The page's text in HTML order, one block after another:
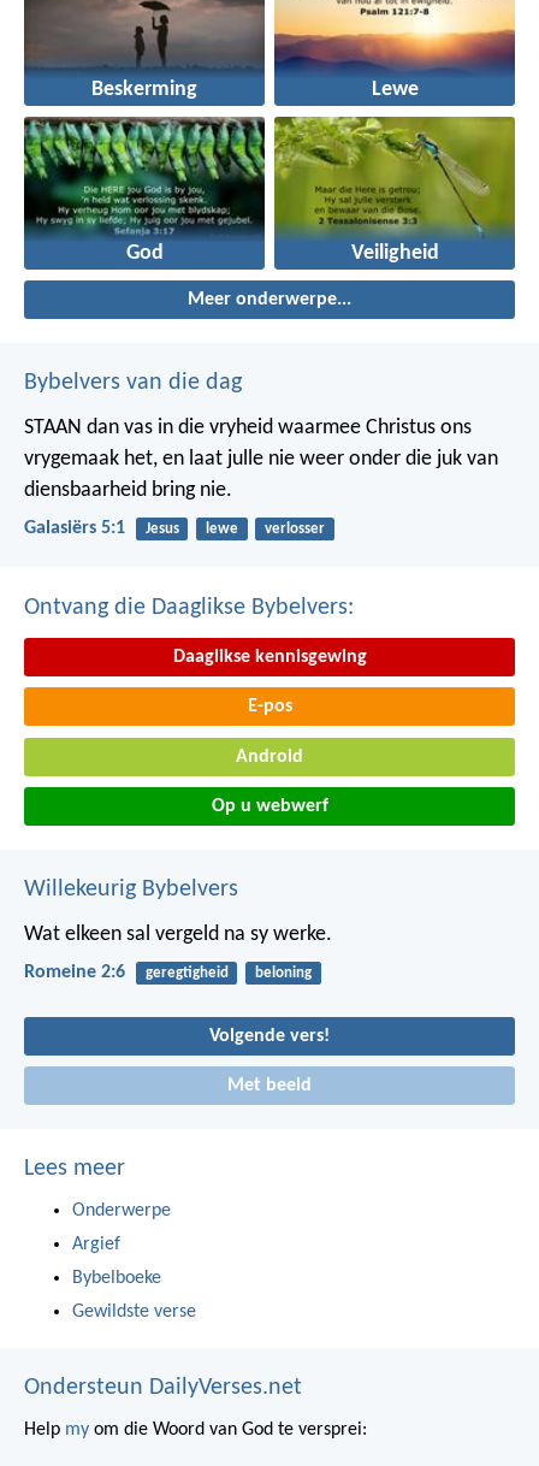
Beskerming Lewe
God Veiligheid
Meer onderwerpe...
Bybelvers van die dag
STAAN dan vas in die vryheid waarmee Christus ons
vrygemaak het, en laat julle nie weer onder die juk van
diensbaarheid bring nie.
Galasiërs 5:1 Jesus lewe verlosser
Ontvang die Daaglikse Bybelvers:
Daaglikse kennisgewing
E-pos
Android
Op u webwerf
Willekeurig Bybelvers
Wat elkeen sal vergeld na sy werke.
Romeine 2:6 geregtigheid beloning
Volgende vers!
Met beeld
Lees meer
Onderwerpe
Argief
Bybelboeke
Gewildste verse
Ondersteun DailyVerses.net
Help my om die Woord van God te versprei: